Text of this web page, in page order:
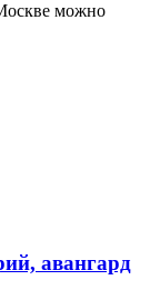
можно
авангард